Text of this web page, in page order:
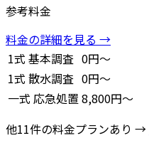
参考料金
料金の詳細を見る →
1式 基本調査 0円～
1式 散水調査 0円～
一式 応急処置 8,800円～
他11件の料金プランあり →